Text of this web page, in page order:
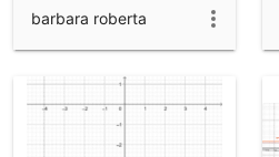
barbara roberta